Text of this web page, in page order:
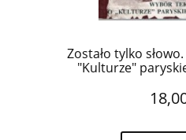
Zostało tylko
"Kulturze"